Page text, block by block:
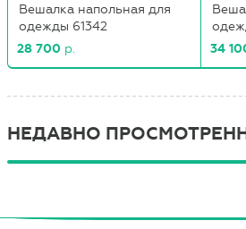
Вешалка напольная для
одежды 61342
28 700 р.
34
НЕДАВНО